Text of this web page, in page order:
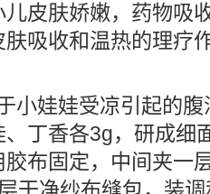
皮肤娇嫩，药物吸
吸收和温热的理疗
小娃娃受凉引起的
丁香各3g，研成细
布固定，中间夹一